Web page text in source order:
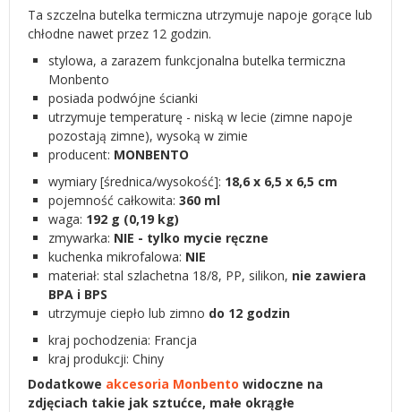
Ta szczelna butelka termiczna utrzymuje napoje gorące lub
chłodne nawet przez 12 godzin.
stylowa, a zarazem funkcjonalna butelka termiczna
Monbento
posiada podwójne ścianki
utrzymuje temperaturę - niską w lecie (zimne napoje
pozostają zimne), wysoką w zimie
producent: MONBENTO
wymiary [średnica/wysokość]: 18,6 x 6,5 x 6,5 cm
pojemność całkowita: 360 ml
waga: 192 g (0,19 kg)
zmywarka: NIE - tylko mycie ręczne
kuchenka mikrofalowa: NIE
materiał: stal szlachetna 18/8, PP, silikon, nie zawiera
BPA i BPS
utrzymuje ciepło lub zimno do 12 godzin
kraj pochodzenia: Francja
kraj produkcji: Chiny
Dodatkowe akcesoria Monbento widoczne na
zdjęciach takie jak sztućce, małe okrągłe